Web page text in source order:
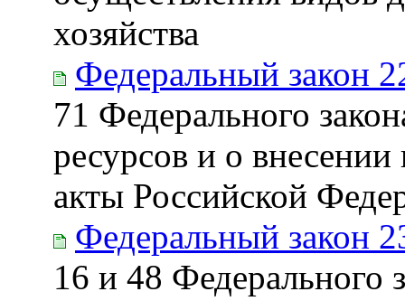
хозяйства
Федеральный закон
71 Федерального
ресурсов и о
акты Российской
Федеральный закон
16 и 48 Федерального